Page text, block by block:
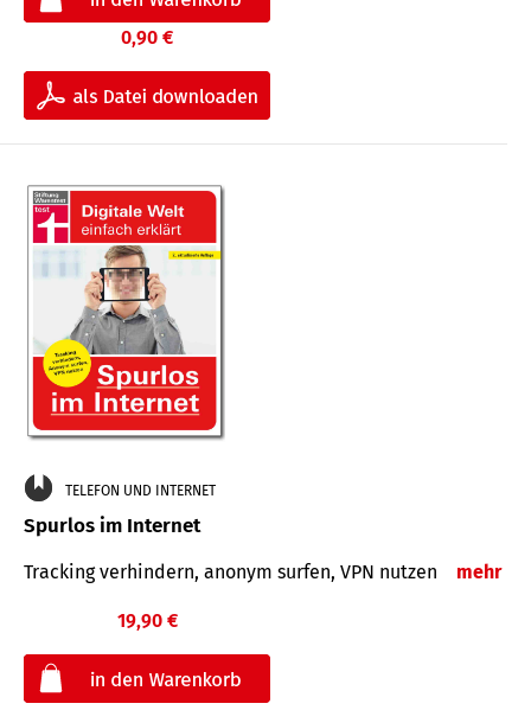
0,90 €
TELEFON UND INTERNET
Spurlos im Internet
Tracking verhindern, anonym surfen, VPN nutzen mehr
19,90 €